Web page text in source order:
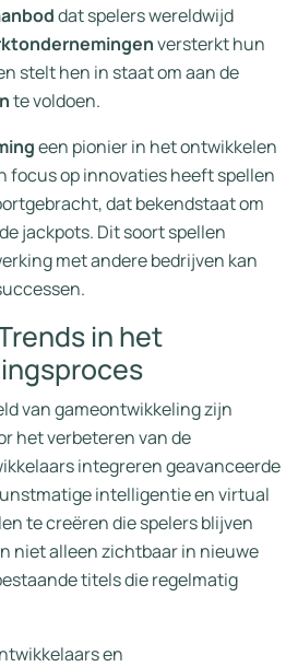
dat spelers wereldwijd
versterkt hun
stelt hen in staat om aan de
te voldoen.
een pionier in het ontwikkelen
focus op innovaties heeft spellen
dat bekendstaat om
jackpots. Dit soort spellen
met andere bedrijven kan
in het
van gameontwikkeling zijn
het verbeteren van de
integreren geavanceerde
intelligentie en virtual
te creëren die spelers blijven
niet alleen zichtbaar in nieuwe
titels die regelmatig
en